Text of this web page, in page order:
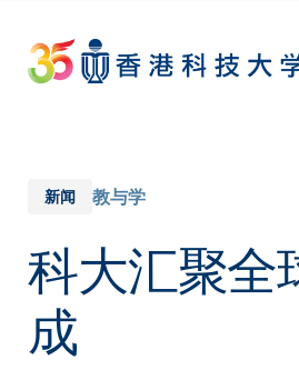
main
content
新闻 教与学
科大汇聚
成